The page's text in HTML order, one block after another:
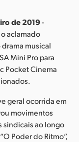
de 2019-
aclamado
musical
Mini Pro para
Pocket Cinema
geral ocorrida em
movimentos
sindicais ao longo
Poder do Ritmo”,